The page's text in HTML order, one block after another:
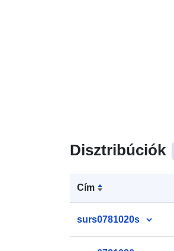
Disztribúciók
Cím
surs0781020s